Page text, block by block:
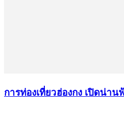
การท่องเที่ยวฮ่องกง เปิดน่า